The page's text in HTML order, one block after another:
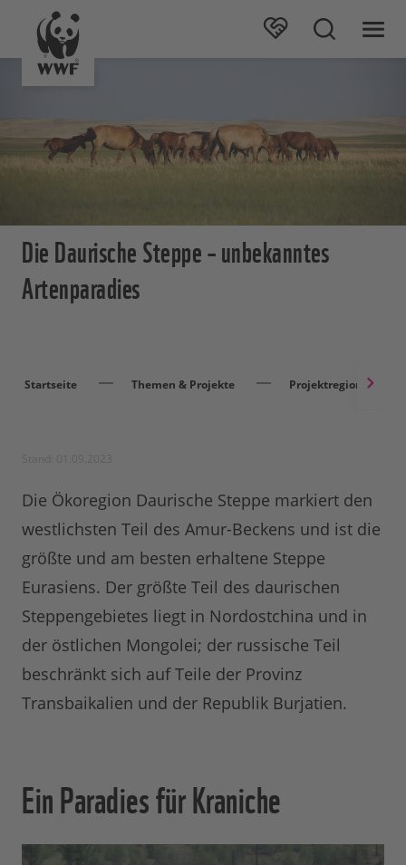
Die Daurische Steppe – unbekanntes
Artenparadies
Startseite Themen & Projekte Projektregionen
Die Ökoregion Daurische Steppe markiert den
westlichsten Teil des Amur-Beckens und ist die
größte und am besten erhaltene Steppe
Eurasiens. Der größte Teil des daurischen
Steppengebietes liegt in Nordostchina und in
der östlichen Mongolei; der russische Teil
beschränkt sich auf Teile der Provinz
Transbaikalien und der Republik Burjatien.
Ein Paradies für Kraniche